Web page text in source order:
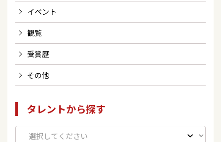
イベント
観覧
受賞歴
その他
タレントから探す